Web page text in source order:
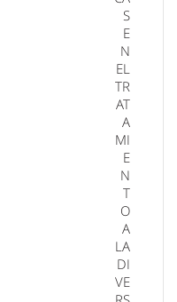
S
E
N
EL
TR
AT
A
MI
E
N
T
O
A
LA
DI
VE